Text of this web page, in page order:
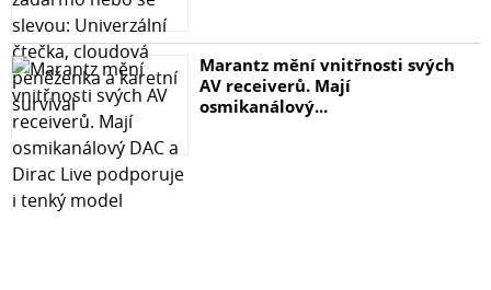
sklo 1 x UV lampa (bez kabelu typu C) 1 x tuba s lepidlem
1 x instalační sada Samsung Galaxy S8 Plus
Marantz mění vnitřnosti svých
AV receiverů. Mají
osmikanálový...